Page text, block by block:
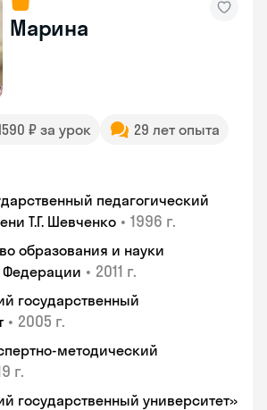
Марина
₽ за урок
29 лет опыта
педагогический
Т.Г. Шевченко • 1996 г.
образования и науки
Федерации • 2011 г.
государственный
• 2005 г.
методический
г.
государственный университет»